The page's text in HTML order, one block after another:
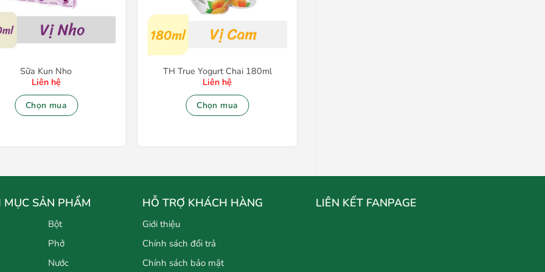
Sữa Kun Nho
Liên hệ
Chọn mua
TH True Yogurt Chai 180ml
Liên hệ
Chọn mua
MỤC SẢN PHẨM
Bột
Phở
Nước
HỖ TRỢ KHÁCH HÀNG
Giới thiệu
Chính sách đổi trả
Chính sách bảo mật
LIÊN KẾT FANPAGE